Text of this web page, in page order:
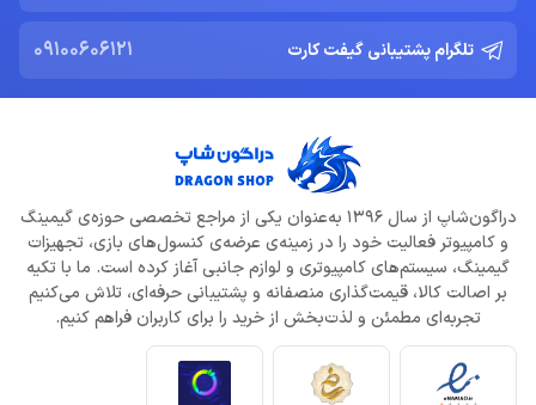
تلگرام پشتیبانی گیفت کارت 09100606121
دراگون‌شاپ از سال 1396 به‌عنوان یکی از مراجع تخصصی حوزه‌ی گیمینگ
و کامپیوتر فعالیت خود را در زمینه‌ی عرضه‌ی کنسول‌های بازی، تجهیزات
گیمینگ، سیستم‌های کامپیوتری و لوازم جانبی آغاز کرده است. ما با تکیه
بر اصالت کالا، قیمت‌گذاری منصفانه و پشتیبانی حرفه‌ای، تلاش می‌کنیم
تجربه‌ای مطمئن و لذت‌بخش از خرید را برای کاربران فراهم کنیم.